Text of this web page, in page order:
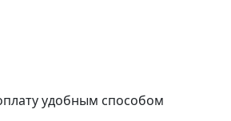
удобным способом